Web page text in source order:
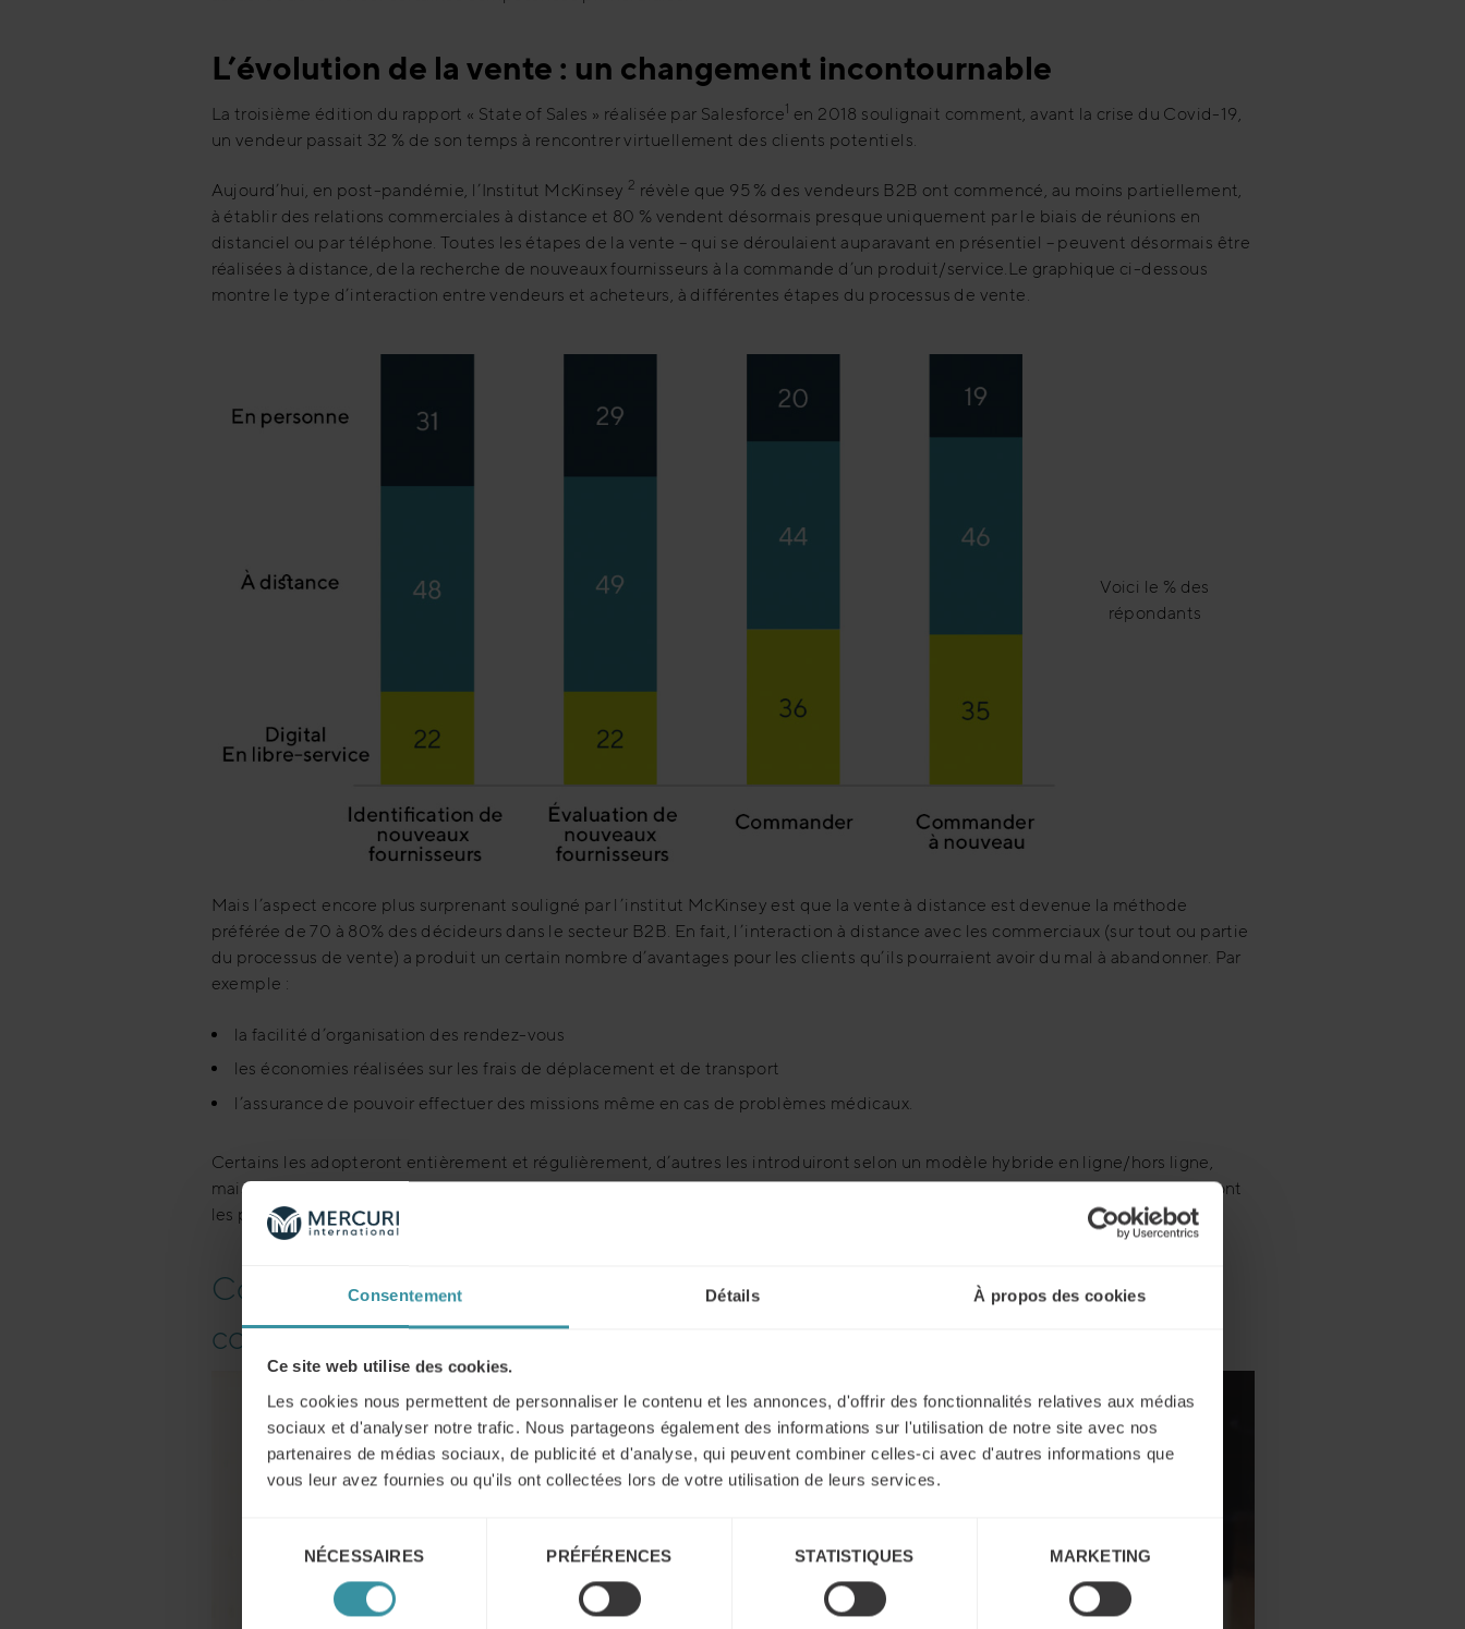
Consentement Détails À propos des cookies
Ce site web utilise des cookies.
Les cookies nous permettent de personnaliser le contenu et les annonces, d'offrir des fonctionnalités relatives aux médias
sociaux et d'analyser notre trafic. Nous partageons également des informations sur l'utilisation de notre site avec nos
partenaires de médias sociaux, de publicité et d'analyse, qui peuvent combiner celles-ci avec d'autres informations que
vous leur avez fournies ou qu'ils ont collectées lors de votre utilisation de leurs services.
consentement
NÉCESSAIRES PRÉFÉRENCES STATISTIQUES MARKETING
L’évolution de la vente : un changement incontournable
La troisième édition du rapport « State of Sales » réalisée par Salesforce1 en 2018 soulignait comment, avant la crise du Covid-19,
un vendeur passait 32 % de son temps à rencontrer virtuellement des clients potentiels.
Aujourd’hui, en post-pandémie, l’Institut McKinsey 2 révèle que 95 % des vendeurs B2B ont commencé, au moins partiellement,
à établir des relations commerciales à distance et 80 % vendent désormais presque uniquement par le biais de réunions en
distanciel ou par téléphone. Toutes les étapes de la vente – qui se déroulaient auparavant en présentiel – peuvent désormais être
réalisées à distance, de la recherche de nouveaux fournisseurs à la commande d’un produit/service.Le graphique ci-dessous
montre le type d’interaction entre vendeurs et acheteurs, à différentes étapes du processus de vente.
Voici le % des
répondants
Mais l’aspect encore plus surprenant souligné par l’institut McKinsey est que la vente à distance est devenue la méthode
préférée de 70 à 80% des décideurs dans le secteur B2B. En fait, l’interaction à distance avec les commerciaux (sur tout ou partie
du processus de vente) a produit un certain nombre d’avantages pour les clients qu’ils pourraient avoir du mal à abandonner. Par
exemple :
la facilité d’organisation des rendez-vous
les économies réalisées sur les frais de déplacement et de transport
l’assurance de pouvoir effectuer des missions même en cas de problèmes médicaux.
Certains les adopteront entièrement et régulièrement, d’autres les introduiront selon un modèle hybride en ligne/hors ligne,
mais une chose est sûre : la vente à distance est devenue un moyen essentiel de faire des affaires. Découvrons donc quelles sont
les principales caractéristiques et les nouvelles compétences à apprendre et à mettre en œuvre en ce qui la concerne.
Comment gérer au mieux la vente à distance : les principales
compétences opérationnelles nécessaires